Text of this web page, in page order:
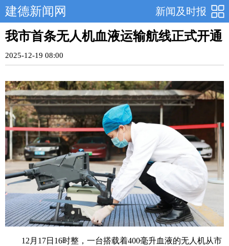
新闻及时报
建德新闻网
我市首条无人机血液运输航线正式开通
2025-12-19 08:00
12月17日16时整，一台搭载着400毫升血液的无人机从市